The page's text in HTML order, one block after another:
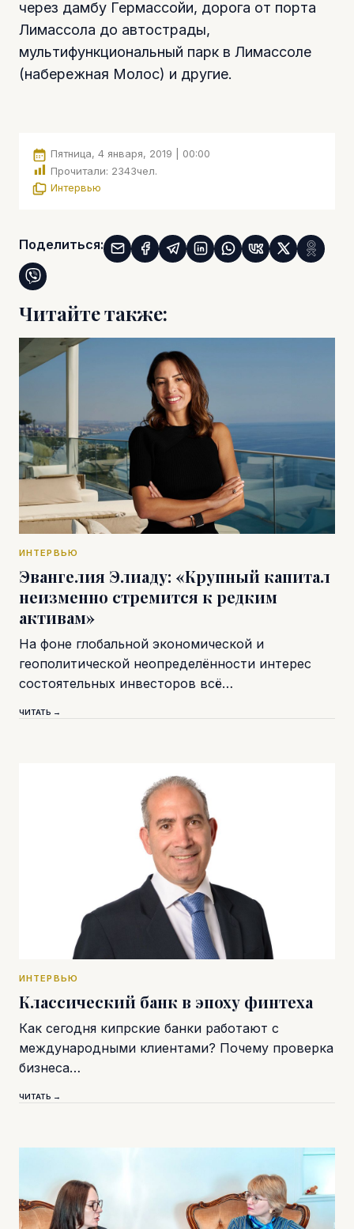
через дамбу Гермассойи, дорога от порта
Лимассола до автострады,
мультифункциональный парк в Лимассоле
(набережная Молос) и другие.
Пятница, 4 января, 2019 | 00:00
Прочитали: 2343чел.
Интервью
Поделиться:
Читайте также:
ИНТЕРВЬЮ
Эвангелия Элиаду: «Крупный капитал
неизменно стремится к редким
активам»
На фоне глобальной экономической и
геополитической неопределённости интерес
состоятельных инвесторов всё…
ЧИТАТЬ →
ИНТЕРВЬЮ
Классический банк в эпоху финтеха
Как сегодня кипрские банки работают с
международными клиентами? Почему проверка
бизнеса…
ЧИТАТЬ →